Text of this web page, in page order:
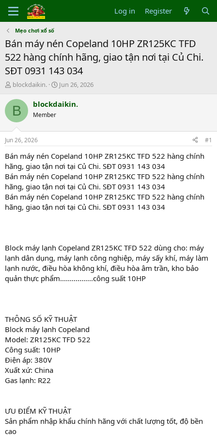
Log in Register
Mẹo chơi xổ số
Bán máy nén Copeland 10HP ZR125KC TFD
522 hàng chính hãng, giao tận nơi tại Củ Chi.
SĐT 0931 143 034
T
r
e
d
t
a
r
t
e
r
blockdaikin.
S
a
t
e
Jun 26, 2026
B blockdaikin.
Member
Jun 26, 2026 #1
Bán máy nén Copeland 10HP ZR125KC TFD 522 hàng chính
hãng, giao tận nơi tại Củ Chi. SĐT 0931 143 034
Bán máy nén Copeland 10HP ZR125KC TFD 522 hàng chính
hãng, giao tận nơi tại Củ Chi. SĐT 0931 143 034
Bán máy nén Copeland 10HP ZR125KC TFD 522 hàng chính
hãng, giao tận nơi tại Củ Chi. SĐT 0931 143 034
Block máy lạnh Copeland ZR125KC TFD 522 dùng cho: máy
lạnh dân dụng, máy lạnh công nghiệp, máy sấy khí, máy làm
lạnh nước, điều hòa không khí, điều hòa âm trần, kho bảo
quản thực phẩm.................công suất 10HP
THÔNG SỐ KỸ THUẬT
Block máy lạnh Copeland
Model: ZR125KC TFD 522
Công suất: 10HP
Điện áp: 380V
Xuất xứ: China
Gas lạnh: R22
ƯU ĐIỂM KỸ THUẬT
Sản phẩm nhập khẩu chính hãng với chất lượng tốt, độ bền
cao